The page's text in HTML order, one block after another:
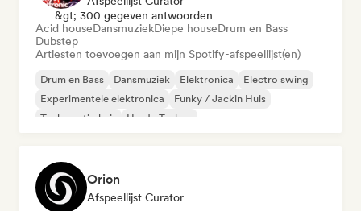
&gt; 300 gegeven antwoorden
Acid houseDansmuziekDiepe houseDrum en Bass
Dubstep
Artiesten toevoegen aan mijn Spotify-afspeellijst(en)
Drum en Bass Dansmuziek Elektronica
Electro swing
Experimentele elektronica
Funky / Jackin Huis
Toekomstig huis
Harde Techno
Orion
Afspeellijst Curator